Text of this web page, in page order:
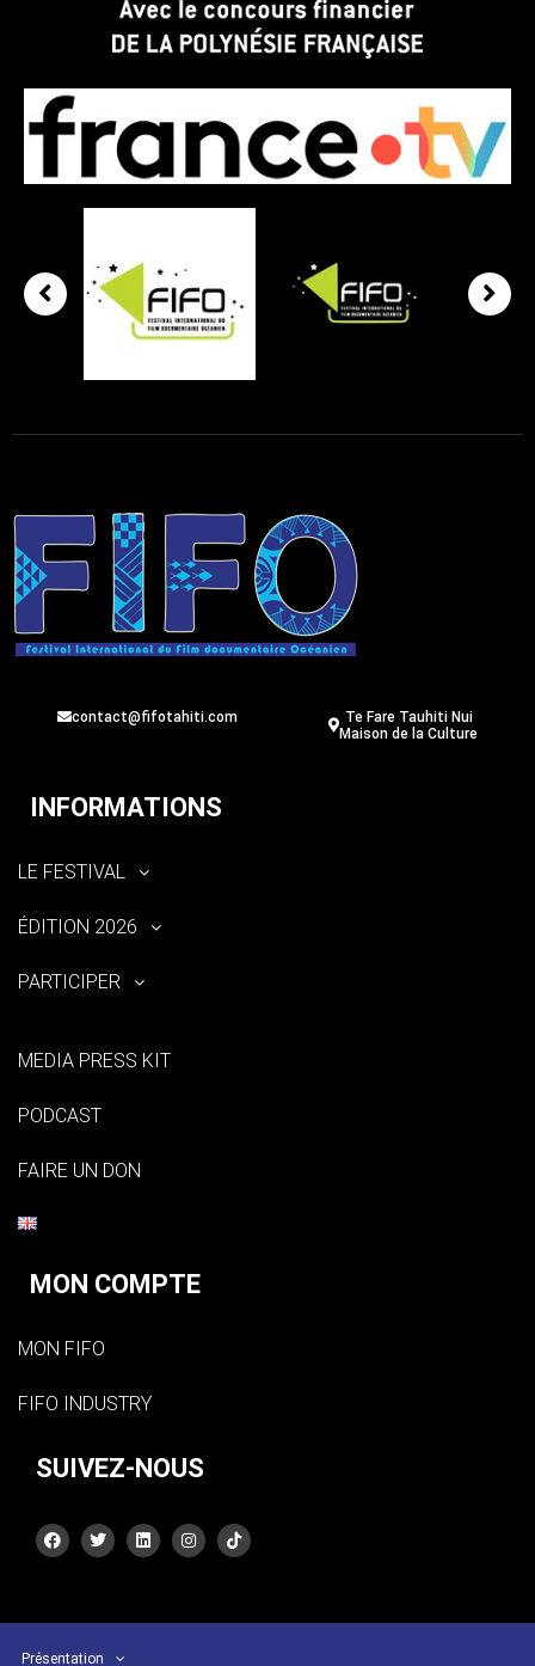
contact@fifotahiti.com
Te Fare Tauhiti Nui
Maison de la Culture
INFORMATIONS
LE FESTIVAL
ÉDITION 2026
PARTICIPER
MEDIA PRESS KIT
PODCAST
FAIRE UN DON
MON COMPTE
MON FIFO
FIFO INDUSTRY
SUIVEZ-NOUS
Présentation